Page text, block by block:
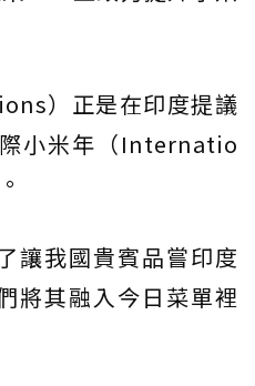
）正是在印度提議
小米年（Internatio
讓我國貴賓品嘗印度
將其融入今日菜單裡